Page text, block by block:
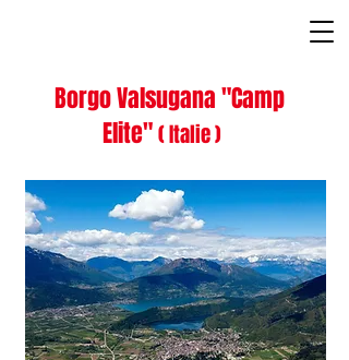
Borgo Valsugana"Camp
Elite"( Italie )